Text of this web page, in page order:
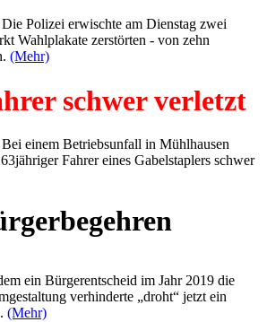
Die Polizei erwischte am Dienstag zwei
Wahlplakate zerstörten - von zehn
(Mehr)
schwer verletzt
Bei einem Betriebsunfall in Mühlhausen
Fahrer eines Gabelstaplers schwer
ein Bürgerentscheid im Jahr 2019 die
verhinderte „droht“ jetzt ein
(Mehr)